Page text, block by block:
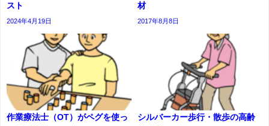
スト
2024年4月19日
材
2017年8月8日
作業療法士（OT）がペグを使っ
シルバーカー歩行・散歩の高齢